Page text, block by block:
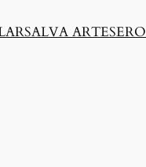
SALVA ARTESERO